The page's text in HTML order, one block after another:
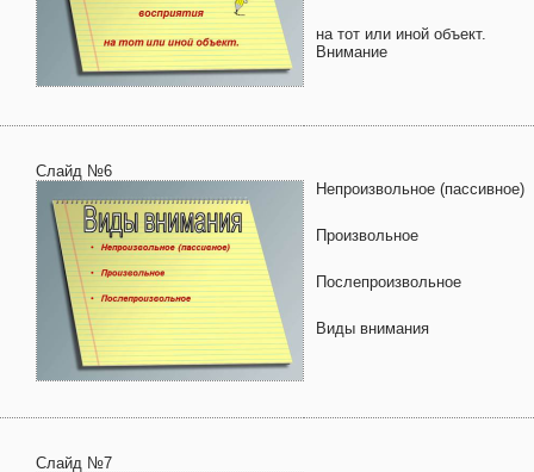
на тот или иной объект.
Внимание
Слайд №6
Непроизвольное (пассивное)
Произвольное
Послепроизвольное
Виды внимания
Слайд №7